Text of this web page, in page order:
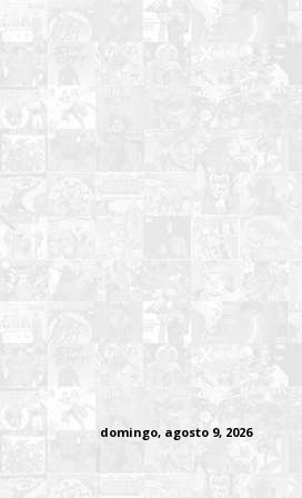
domingo, agosto 9, 2026